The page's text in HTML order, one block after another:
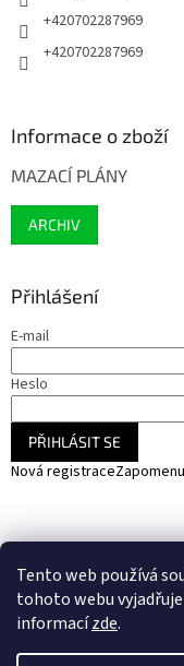
Tento web používá
tohoto webu
informacízde.
+420702287969
+420702287969
Informace o zboží
MAZACÍ PLÁNY
ARCHIV
Přihlášení
E-mail
Heslo
PŘIHLÁSIT SE
Nová registrace
SOLARCZ.cz -